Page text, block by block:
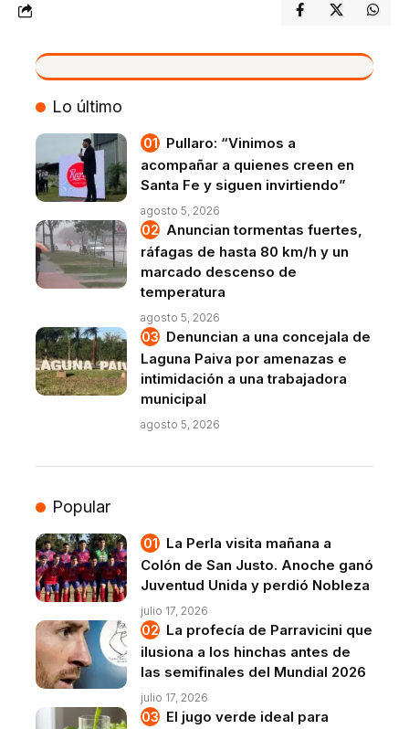
VIVO
Lo último
Pullaro: “Vinimos a
acompañar a quienes creen en
Santa Fe y siguen invirtiendo”
agosto 5, 2026
Anuncian tormentas fuertes,
ráfagas de hasta 80 km/h y un
marcado descenso de
temperatura
agosto 5, 2026
Denuncian a una concejala de
Laguna Paiva por amenazas e
intimidación a una trabajadora
municipal
agosto 5, 2026
Popular
La Perla visita mañana a
Colón de San Justo. Anoche ganó
Juventud Unida y perdió Nobleza
julio 17, 2026
La profecía de Parravicini que
ilusiona a los hinchas antes de
las semifinales del Mundial 2026
julio 17, 2026
El jugo verde ideal para